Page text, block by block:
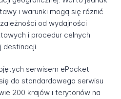
i warunki mogą się różnić
od wydajności
i procedur celnych
serwisem ePacket
do standardowego serwisu
200 krajów i terytoriów na